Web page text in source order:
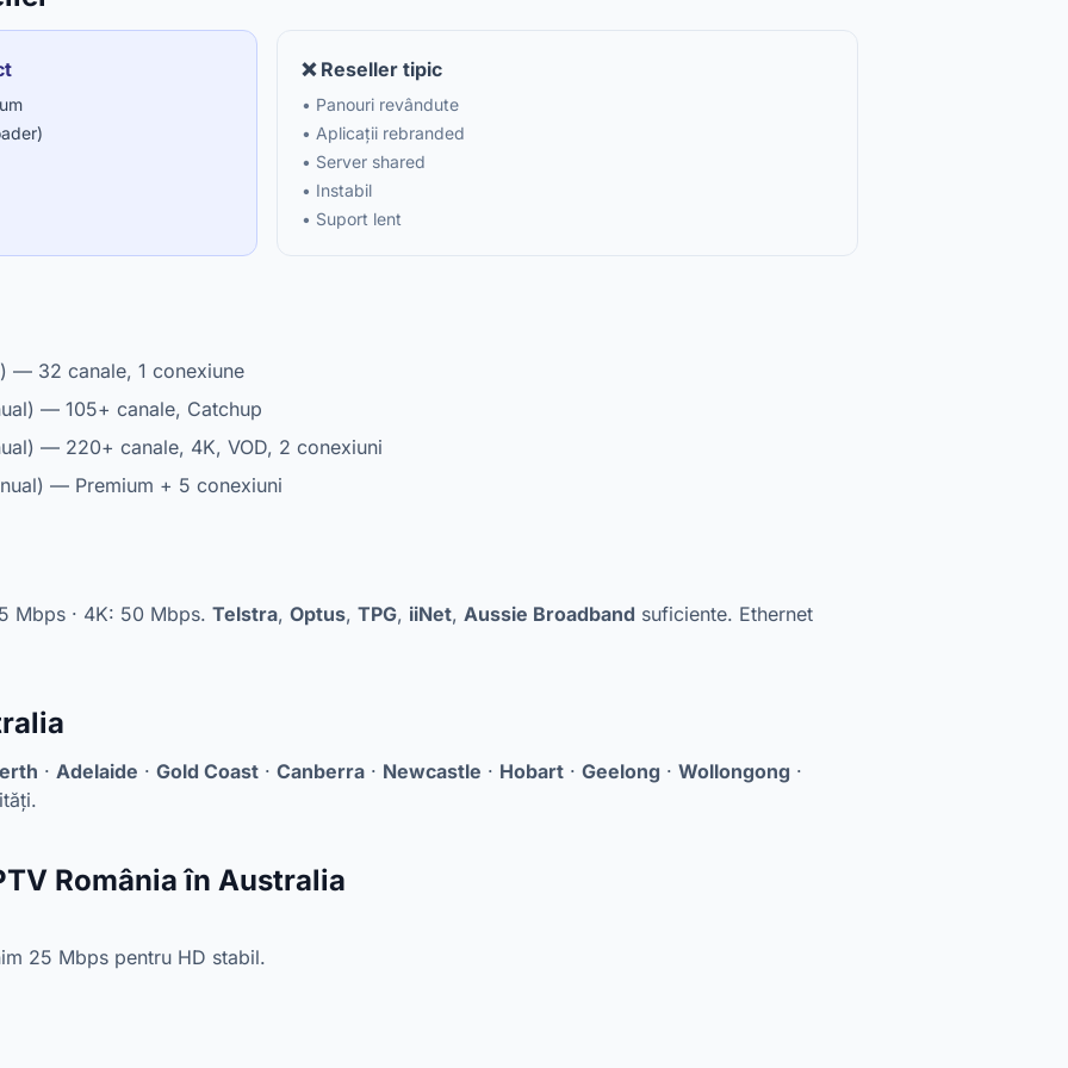
❌ Reseller tipic
• Panouri revândute
• Aplicații rebranded
• Server shared
• Instabil
• Suport lent
32 canale, 1 conexiune
— 105+ canale, Catchup
— 220+ canale, 4K, VOD, 2 conexiuni
— Premium + 5 conexiuni
Mbps · 4K: 50 Mbps. Telstra, Optus, TPG, iiNet, Aussie Broadband suficiente. Ethernet
· Adelaide · Gold Coast · Canberra · Newcastle · Hobart · Geelong · Wollongong ·
România în Australia
25 Mbps pentru HD stabil.